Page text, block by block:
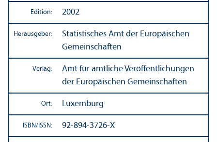
Edition: 2002
Herausgeber:
Statistisches Amt der Europäischen
Gemeinschaften
Verlag:
Amt für amtliche Veröffentlichungen
der Europäischen Gemeinschaften
Ort: Luxemburg
ISBN/ ISSN: 92-894-3726-X